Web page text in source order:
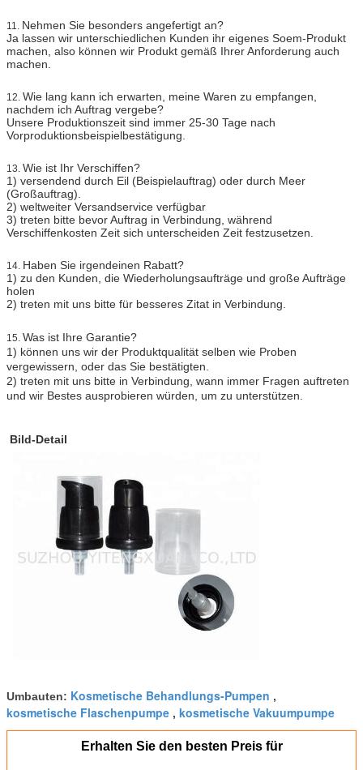
11. Nehmen Sie besonders angefertigt an?
Ja lassen wir unterschiedlichen Kunden ihr eigenes Soem-Produkt
machen, also können wir Produkt gemäß Ihrer Anforderung auch
machen.
12. Wie lang kann ich erwarten, meine Waren zu empfangen,
nachdem ich Auftrag vergebe?
Unsere Produktionszeit sind immer 25-30 Tage nach
Vorproduktionsbeispielbestätigung.
13. Wie ist Ihr Verschiffen?
1) versendend durch Eil (Beispielauftrag) oder durch Meer
(Großauftrag).
2) weltweiter Versandservice verfügbar
3) treten bitte bevor Auftrag in Verbindung, während
Verschiffenkosten Zeit sich unterscheiden Zeit festzusetzen.
14. Haben Sie irgendeinen Rabatt?
1) zu den Kunden, die Wiederholungsaufträge und große Aufträge
holen
2) treten mit uns bitte für besseres Zitat in Verbindung.
15. Was ist Ihre Garantie?
1) können uns wir der Produktqualität selben wie Proben
vergewissern, oder das Sie bestätigten.
2) treten mit uns bitte in Verbindung, wann immer Fragen auftreten
und wir Bestes ausprobieren würden, um zu unterstützen.
Bild-Detail
Umbauten: Kosmetische Behandlungs-Pumpen ,
kosmetische Flaschenpumpe , kosmetische Vakuumpumpe
Erhalten Sie den besten Preis für